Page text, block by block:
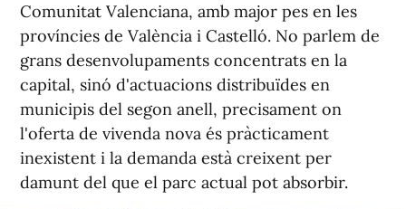
Comunitat Valenciana, amb major pes en les
províncies de València i Castelló. No parlem de
grans desenvolupaments concentrats en la
capital, sinó d'actuacions distribuïdes en
municipis del segon anell, precisament on
l'oferta de vivenda nova és pràcticament
inexistent i la demanda està creixent per
damunt del que el parc actual pot absorbir.